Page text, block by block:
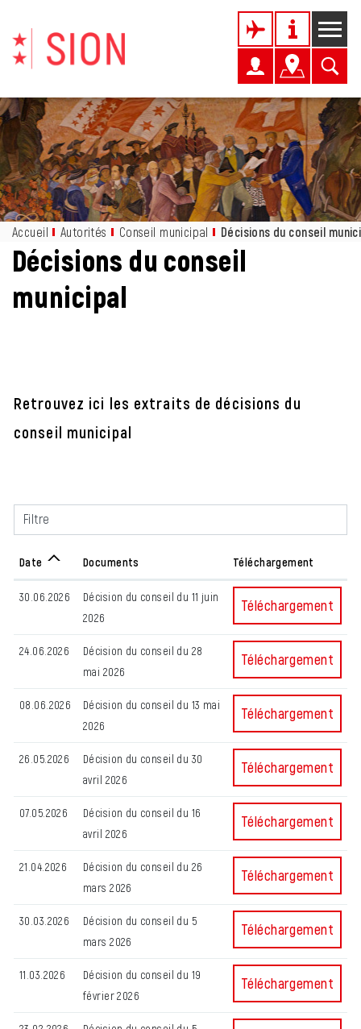
Kopfzeile
Inhalt
Accueil Autorités Conseil municipal Décisions du conseil
Décisions du conseil
municipal
Retrouvez ici les extraits de décisions du
conseil municipal
Filtre
Date Documents Téléchargement
30.06.2026
Décision du conseil du 11 juin
2026
Décision du conseil
Téléchargement
24.06.2026
Décision du conseil du 28
mai 2026
Décision du conseil
Téléchargement
08.06.2026
Décision du conseil du 13 mai
2026
Décision du conseil
Téléchargement
26.05.2026
Décision du conseil du 30
avril 2026
Décision du conseil
Téléchargement
07.05.2026
Décision du conseil du 16
avril 2026
Décision du conseil
Téléchargement
21.04.2026
Décision du conseil du 26
mars 2026
Décision du conseil
Téléchargement
30.03.2026
Décision du conseil du 5
mars 2026
Décision du conseil
Téléchargement
11.03.2026
Décision du conseil du 19
février 2026
Décision du conseil
Téléchargement